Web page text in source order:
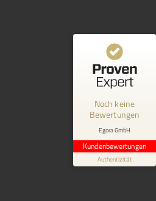
Noch keine
Bewertungen
Egora GmbH
Kundenbewertungen
Authentizität
Kundenbewertungen und Erfahrungen zu
Sie mehr über dieses Bewertungssiegel
1.1.1970